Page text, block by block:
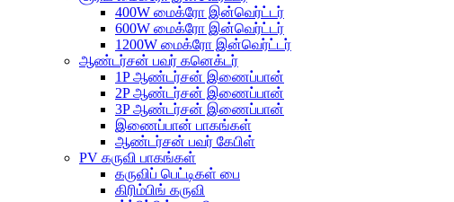
400W மைக்ரோ இன்வெர்ட்டர்
600W மைக்ரோ இன்வெர்ட்டர்
1200W மைக்ரோ இன்வெர்ட்டர்
ஆண்டர்சன் பவர் கனெக்டர்
1P ஆண்டர்சன் இணைப்பான்
2P ஆண்டர்சன் இணைப்பான்
3P ஆண்டர்சன் இணைப்பான்
இணைப்பான் பாகங்கள்
ஆண்டர்சன் பவர் கேபிள்
PV கருவி பாகங்கள்
கருவிப் பெட்டிகள் பை
கிரிம்பிங் கருவி